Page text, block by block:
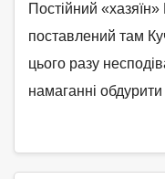
Постійний
поставлений там
цього разу
намаганні